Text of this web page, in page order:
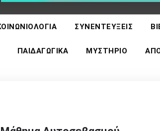
ΣΥΝΕΝΤΕΎΞΕΙΣ
ΠΑΙΔΑΓΩΓΙΚΆ ΜΥΣΤΉΡΙΟ